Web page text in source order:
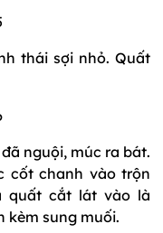
thái sợi nhỏ. Quất
nguội, múc ra bát.
cốt chanh vào trộn
quất cắt lát vào là
kèm sung muối.